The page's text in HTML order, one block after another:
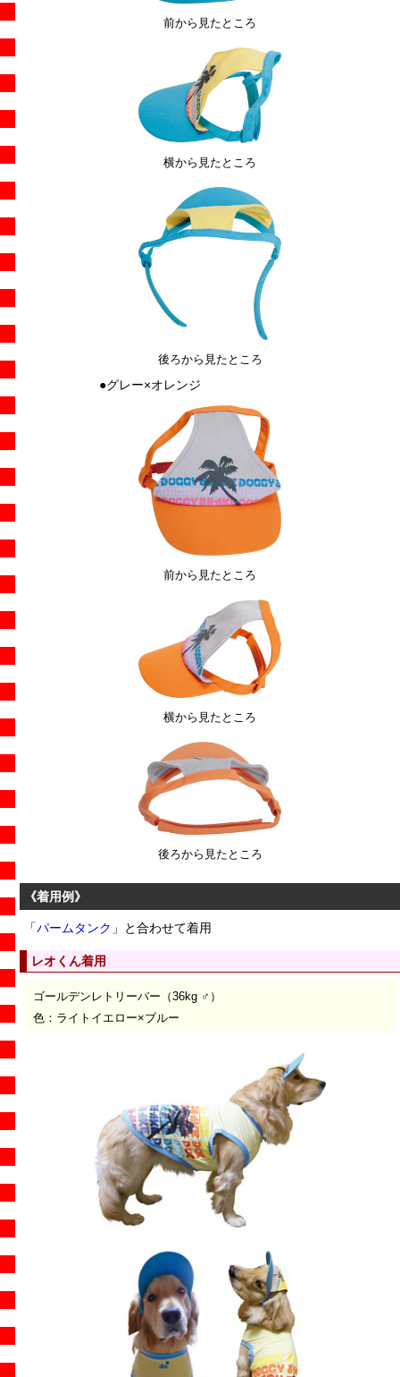
前から見たところ
横から見たところ
後ろから見たところ
●グレー×オレンジ
前から見たところ
横から見たところ
後ろから見たところ
《着用例》
「パームタンク 」と合わせて着用
レオくん着用
ゴールデンレトリーバー（36kg ♂）
色：ライトイエロー×ブルー